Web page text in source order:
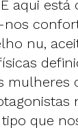
aqui está
nu,
mulheres
que